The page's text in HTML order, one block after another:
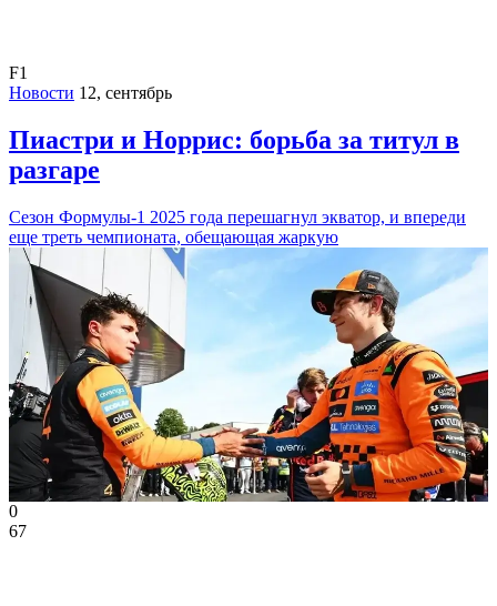
F1
Новости 12, сентябрь
Пиастри и Норрис: борьба за титул в
разгаре
Сезон Формулы-1 2025 года перешагнул экватор, и впереди
еще треть чемпионата, обещающая жаркую
0
67